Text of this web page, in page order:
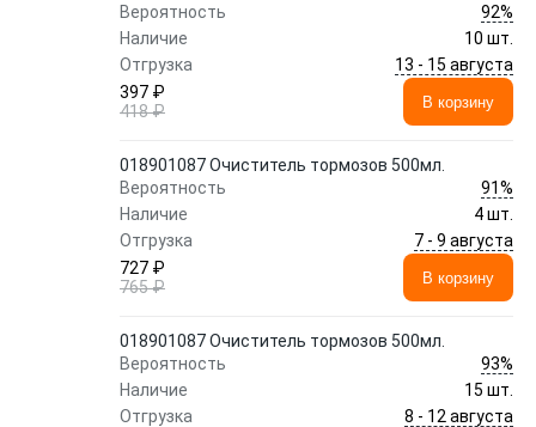
Вероятность
92%
Наличие
10 шт.
Отгрузка
13 - 15 августа
397 ₽
418 ₽
В корзину
018901087 Очиститель тормозов 500мл.
Вероятность
91%
Наличие
4 шт.
Отгрузка
7 - 9 августа
727 ₽
765 ₽
В корзину
018901087 Очиститель тормозов 500мл.
Вероятность
93%
Наличие
15 шт.
Отгрузка
8 - 12 августа